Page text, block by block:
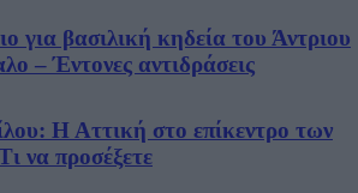
για βασιλική κηδεία του Άντριου
– Έντονες αντιδράσεις
Η Αττική στο επίκεντρο των
να προσέξετε